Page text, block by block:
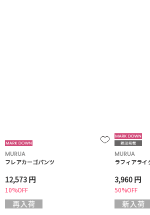
MURUA
フレアカーゴパンツ
12,573 円
10%OFF
MURUA
ラフィアライ
3,960 円
50%OFF